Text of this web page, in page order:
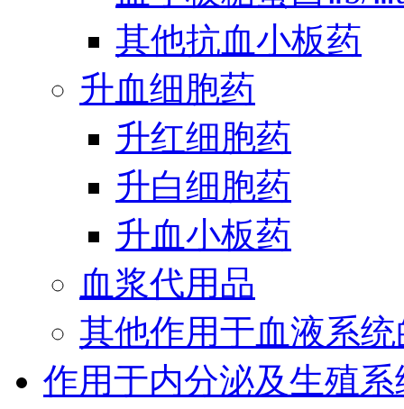
其他抗血小板药
升血细胞药
升红细胞药
升白细胞药
升血小板药
血浆代用品
其他作用于血液系
作用于内分泌及生殖